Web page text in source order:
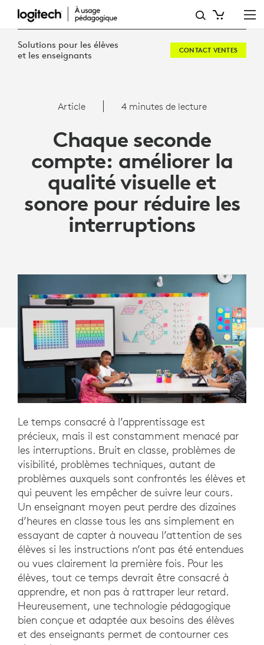
CHAQUE
SECONDE
COMPTE:
QUALITÉ
VISUELLE
SONORE
POUR
RÉDUIRE
INTERRUPTIONS
Solutions pour les élèves
et les enseignants
CONTACT VENTES
Article 4 minutes de lecture
Chaque seconde
compte: améliorer la
qualité visuelle et
sonore pour réduire les
interruptions
Le temps consacré à l’apprentissage est
précieux, mais il est constamment menacé par
les interruptions. Bruit en classe, problèmes de
visibilité, problèmes techniques, autant de
problèmes auxquels sont confrontés les élèves et
qui peuvent les empêcher de suivre leur cours.
Un enseignant moyen peut perdre des dizaines
d’heures en classe tous les ans simplement en
essayant de capter à nouveau l’attention de ses
élèves si les instructions n’ont pas été entendues
ou vues clairement la première fois. Pour les
élèves, tout ce temps devrait être consacré à
apprendre, et non pas à rattraper leur retard.
Heureusement, une technologie pédagogique
bien conçue et adaptée aux besoins des élèves
et des enseignants permet de contourner ces